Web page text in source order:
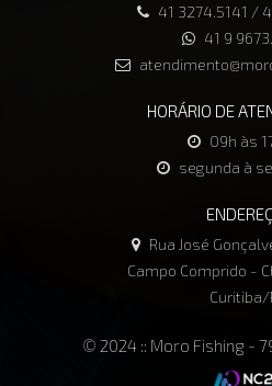
41 3274.5141 /
41 9
HORÁRIO DE
09h às
segunda à
Rua José
Campo Comprido -
Curitiba/
© 2024 :: Moro Fishing -